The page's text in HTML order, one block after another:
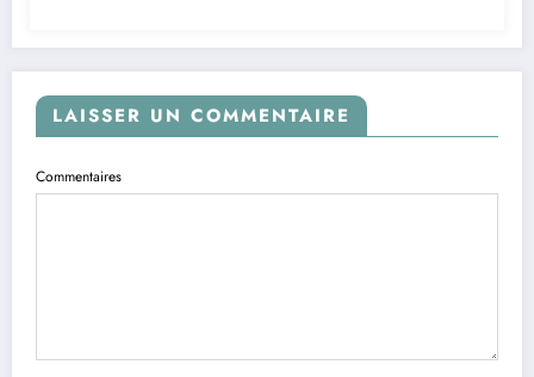
LAISSER UN COMMENTAIRE
Commentaires